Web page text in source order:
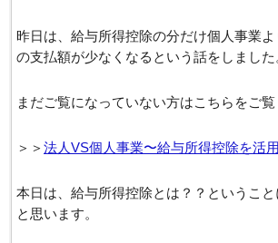
昨日は、給与所得控除の分だけ個人事業
の支払額が少なくなるという話をしました
まだご覧になっていない方はこちらをご覧
＞＞ 法人VS個人事業〜給与所得控除を活
本日は、給与所得控除とは？？というこ
と思います。